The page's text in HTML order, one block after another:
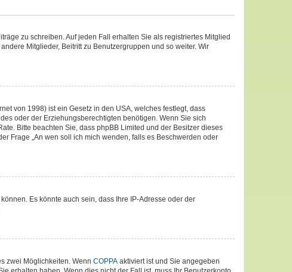
zu schreiben. Auf jeden Fall erhalten Sie als registriertes Mitglied
Mitglieder, Beitritt zu Benutzergruppen und so weiter. Wir
von 1998) ist ein Gesetz in den USA, welches festlegt, dass
oder der Erziehungsberechtigten benötigen. Wenn Sie sich
Bitte beachten Sie, dass phpBB Limited und der Besitzer dieses
Frage „An wen soll ich mich wenden, falls es Beschwerden oder
Es könnte auch sein, dass Ihre IP-Adresse oder der
zwei Möglichkeiten. Wenn COPPA aktiviert ist und Sie angegeben